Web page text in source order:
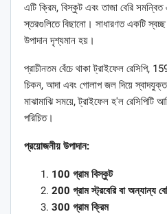
এটি ক্রিম, বিস্কুট এবং তাজা বেরি সমন্বিত
স্তরগুলিতে বিছানো। সাধারণত একটি
উপাদান দৃশ্যমান হয়।
প্রাচীনতম বেঁচে থাকা ট্রাইফেল রেসিপি,
চিকন, আদা এবং গোলাপ জল দিয়ে
মাঝামাঝি সময়ে, ট্রাইফেল হ'ল রেসিপিটি
পরিচিত।
প্রয়োজনীয় উপাদান:
100 গ্রাম বিস্কুট
200 গ্রাম স্ট্রবেরি বা অন্যান্য
300 গ্রাম ক্রিম